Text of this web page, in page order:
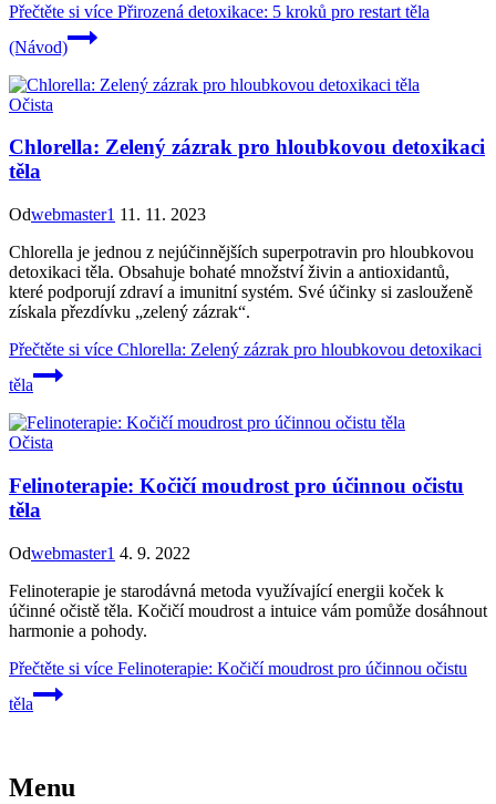
Přečtěte si více Přirozená detoxikace: 5 kroků pro restart těla
(Návod)
Očista
Chlorella: Zelený zázrak pro hloubkovou detoxikaci
těla
Odwebmaster1 11. 11. 2023
Chlorella je jednou z nejúčinnějších superpotravin pro hloubkovou
detoxikaci těla. Obsahuje bohaté množství živin a antioxidantů,
které podporují zdraví a imunitní systém. Své účinky si zaslouženě
získala přezdívku „zelený zázrak“.
Přečtěte si více Chlorella: Zelený zázrak pro hloubkovou detoxikaci
těla
Očista
Felinoterapie: Kočičí moudrost pro účinnou očistu
těla
Odwebmaster1 4. 9. 2022
Felinoterapie je starodávná metoda využívající energii koček k
účinné očistě těla. Kočičí moudrost a intuice vám pomůže dosáhnout
harmonie a pohody.
Přečtěte si více Felinoterapie: Kočičí moudrost pro účinnou očistu
těla
Menu